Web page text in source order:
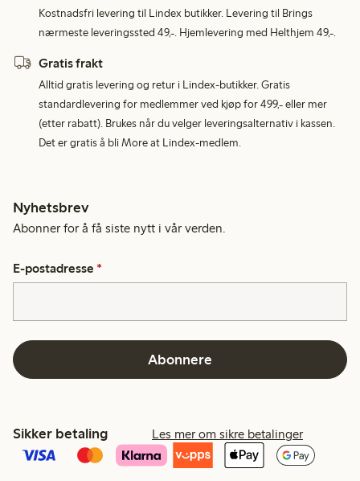
Kostnadsfri levering til Lindex butikker. Levering til Brings
nærmeste leveringssted 49,-. Hjemlevering med Helthjem 49,-.
Gratis frakt
Alltid gratis levering og retur i Lindex-butikker. Gratis
standardlevering for medlemmer ved kjøp for 499,- eller mer
(etter rabatt). Brukes når du velger leveringsalternativ i kassen.
Det er gratis å bli More at Lindex-medlem.
Nyhetsbrev
Abonner for å få siste nytt i vår verden.
E-postadresse *
Abonnere
Sikker betaling Les mer om sikre betalinger